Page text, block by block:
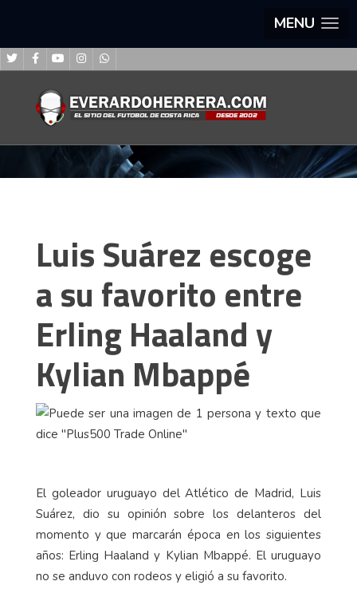
MENU
Luis Suárez escoge
a su favorito entre
Erling Haaland y
Kylian Mbappé
El goleador uruguayo del Atlético de Madrid, Luis
Suárez, dio su opinión sobre los delanteros del
momento y que marcarán época en los siguientes
años: Erling Haaland y Kylian Mbappé. El uruguayo
no se anduvo con rodeos y eligió a su favorito.